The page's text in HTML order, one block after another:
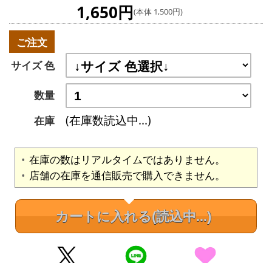
1,650円(本体 1,500円)
ご注文
サイズ 色
数量
在庫
(在庫数読込中...)
在庫の数はリアルタイムではありません。
店舗の在庫を通信販売で購入できません。
カートに入れる(読込中...)